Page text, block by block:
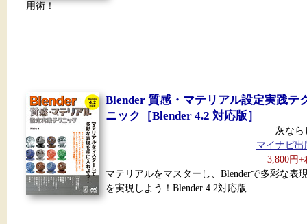
用術！
Blender 質感・マテリアル設定実践テ
ニック［Blender 4.2 対応版］
灰なら
マイナビ出
3,800円+
マテリアルをマスターし、Blenderで多彩な表
を実現しよう！Blender 4.2対応版